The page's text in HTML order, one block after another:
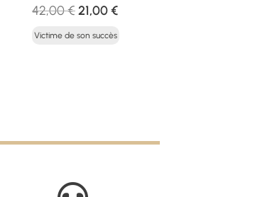
42,00€Le
21,00€Le
Victime de son succès